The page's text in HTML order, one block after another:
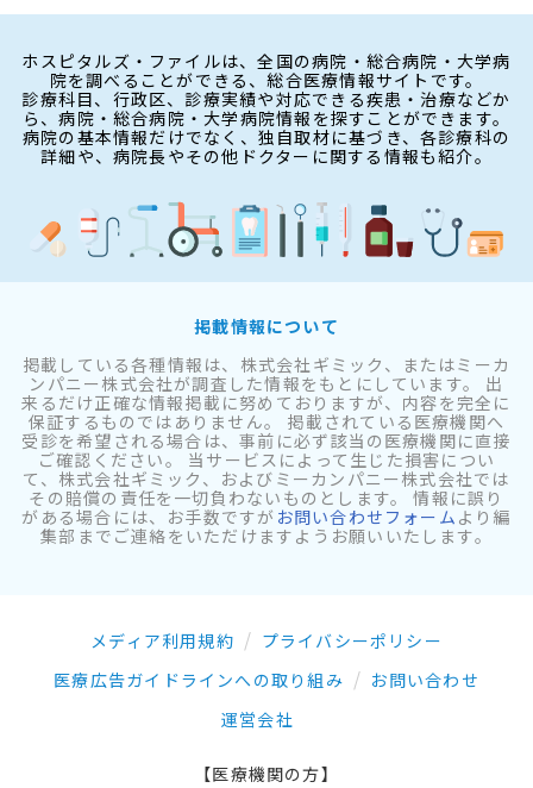
ホスピタルズ・ファイルは、全国の病院・総合病院・大学病
院を調べることができる、総合医療情報サイトです。
診療科目、行政区、診療実績や対応できる疾患・治療などか
ら、病院・総合病院・大学病院情報を探すことができます。
病院の基本情報だけでなく、独自取材に基づき、各診療科の
詳細や、病院長やその他ドクターに関する情報も紹介。
掲載情報について
掲載している各種情報は、株式会社ギミック、またはミーカ
ンパニー株式会社が調査した情報をもとにしています。 出
来るだけ正確な情報掲載に努めておりますが、内容を完全に
保証するものではありません。 掲載されている医療機関へ
受診を希望される場合は、事前に必ず該当の医療機関に直接
ご確認ください。 当サービスによって生じた損害につい
て、株式会社ギミック、およびミーカンパニー株式会社では
その賠償の責任を一切負わないものとします。 情報に誤り
がある場合には、お手数ですが お問い合わせフォーム より編
集部までご連絡をいただけますようお願いいたします。
メディア利用規約
プライバシーポリシー
医療広告ガイドラインへの取り組み
お問い合わせ
運営会社
【医療機関の方】